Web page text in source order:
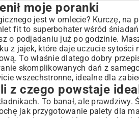
idealny omlet
fit z warzywami – krok po kroku
nigdy się nie nudzi
moje poranki
jest w omlecie? Kurczę, na
fit to superbohater wśród
o podjadaniu już po godzinie.
z jajek, które daje uczucie
To właśnie dlatego dobry
skomplikowanych dań z
wszechstronne, idealne dla
z czego powstaje
To banał, ale
jak przygotowanie palety dla